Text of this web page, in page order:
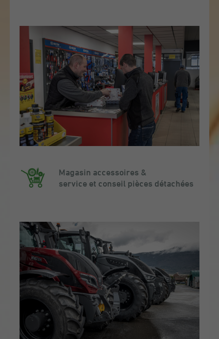
Magasin accessoires &
service et conseil pièces détachées